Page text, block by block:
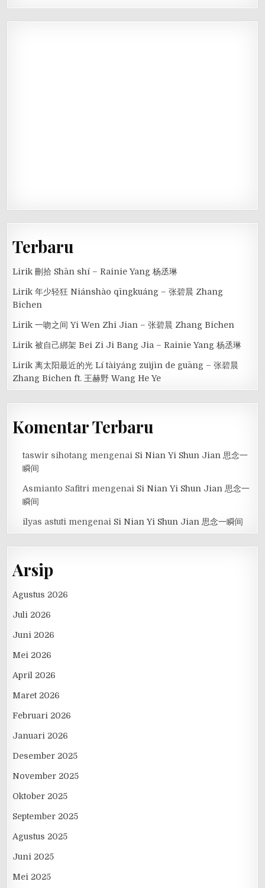
Terbaru
Lirik 刪拾 Shān shí – Rainie Yang 杨丞琳
Lirik 年少轻狂 Niánshào qīngkuáng – 张碧晨 Zhang
Bichen
Lirik 一吻之间 Yi Wen Zhi Jian – 张碧晨 Zhang Bichen
Lirik 被自己綁架 Bei Zi Ji Bang Jia – Rainie Yang 杨丞琳
Lirik 离太阳最近的光 Lí tàiyáng zuìjìn de guāng – 张碧晨
Zhang Bichen ft. 王赫野 Wang He Ye
Komentar Terbaru
taswir sihotang mengenai Si Nian Yi Shun Jian 思念一
瞬间
Asmianto Safitri mengenai Si Nian Yi Shun Jian 思念一
瞬间
ilyas astuti mengenai Si Nian Yi Shun Jian 思念一瞬间
Arsip
Agustus 2026
Juli 2026
Juni 2026
Mei 2026
April 2026
Maret 2026
Februari 2026
Januari 2026
Desember 2025
November 2025
Oktober 2025
September 2025
Agustus 2025
Juni 2025
Mei 2025